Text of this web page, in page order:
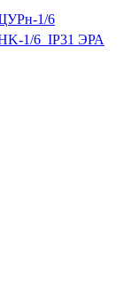
1/6
1/6_IP31 ЭРА